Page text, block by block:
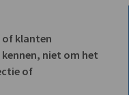
of klanten
niet om het
of